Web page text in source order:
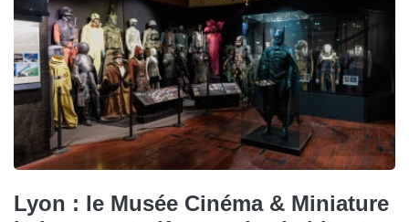
Lyon : le Musée Cinéma & Miniature